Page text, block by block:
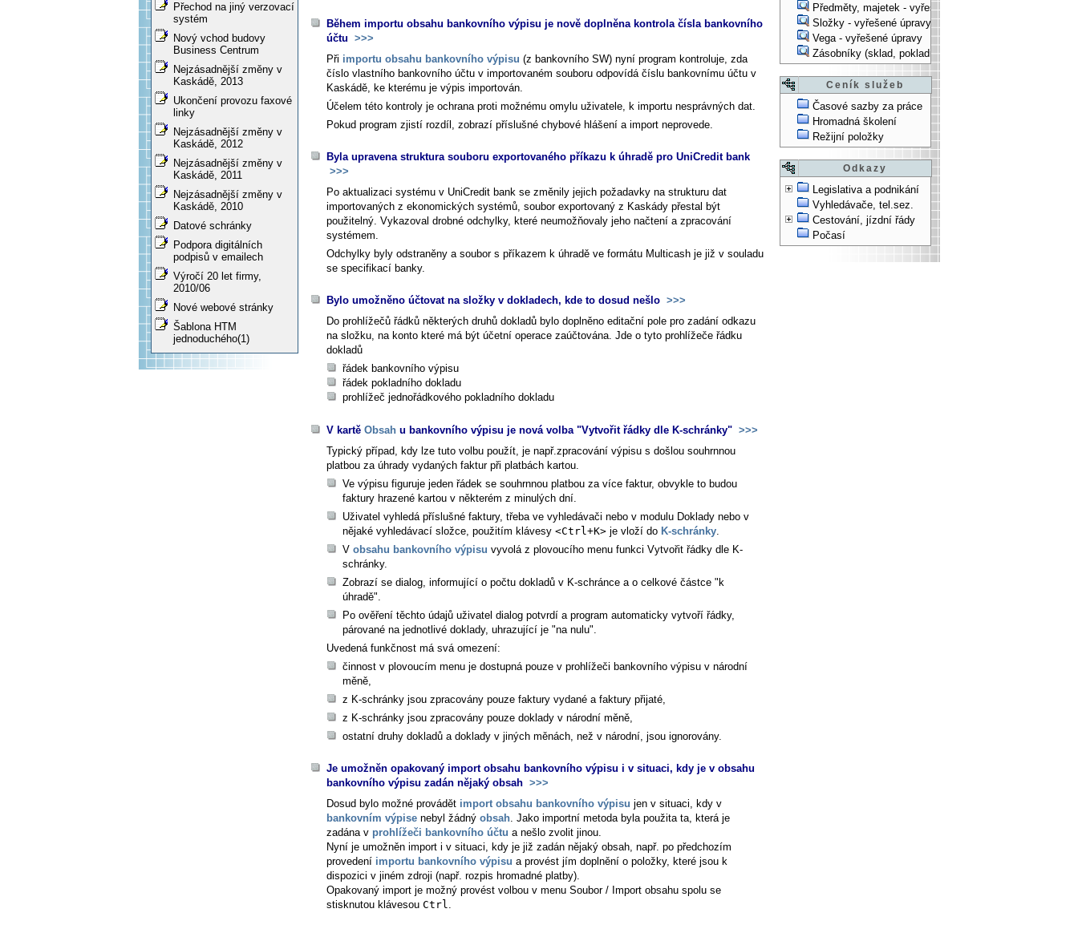
Přechod na jiný verzovací
systém
Nový vchod budovy
Business Centrum
Nejzásadnější změny v
Kaskádě, 2013
Ukončení provozu faxové
linky
Nejzásadnější změny v
Kaskádě, 2012
Nejzásadnější změny v
Kaskádě, 2011
Nejzásadnější změny v
Kaskádě, 2010
Datové schránky
Podpora digitálních
podpisů v emailech
Výročí 20 let firmy,
2010/06
Nové webové stránky
Šablona HTM
jednoduchého(1)
Předměty, majetek - vyřešené úpravy
Složky - vyřešené úpravy
Vega - vyřešené úpravy
Zásobníky (sklad, pokladna, bank. účet) - vyřešené
Ceník služeb
Časové sazby za práce
Hromadná školení
Režijní položky
Odkazy
Legislativa a podnikání
Vyhledávače, tel.sez.
Cestování, jízdní řády
Počasí
Během importu obsahu bankovního výpisu je nově doplněna kontrola čísla bankovního
účtu >>>
Při importu obsahu bankovního výpisu (z bankovního SW) nyní program kontroluje, zda
číslo vlastního bankovního účtu v importovaném souboru odpovídá číslu bankovnímu účtu v
Kaskádě, ke kterému je výpis importován.
Účelem této kontroly je ochrana proti možnému omylu uživatele, k importu nesprávných dat.
Pokud program zjistí rozdíl, zobrazí příslušné chybové hlášení a import neprovede.
Byla upravena struktura souboru exportovaného příkazu k úhradě pro UniCredit bank
>>>
Po aktualizaci systému v UniCredit bank se změnily jejich požadavky na strukturu dat
importovaných z ekonomických systémů, soubor exportovaný z Kaskády přestal být
použitelný. Vykazoval drobné odchylky, které neumožňovaly jeho načtení a zpracování
systémem.
Odchylky byly odstraněny a soubor s příkazem k úhradě ve formátu Multicash je již v souladu
se specifikací banky.
Bylo umožněno účtovat na složky v dokladech, kde to dosud nešlo >>>
Do prohlížečů řádků některých druhů dokladů bylo doplněno editační pole pro zadání odkazu
na složku, na konto které má být účetní operace zaúčtována. Jde o tyto prohlížeče řádku
dokladů
řádek bankovního výpisu
řádek pokladního dokladu
prohlížeč jednořádkového pokladního dokladu
V kartě Obsah u bankovního výpisu je nová volba "Vytvořit řádky dle K-schránky" >>>
Typický případ, kdy lze tuto volbu použít, je např.zpracování výpisu s došlou souhrnnou
platbou za úhrady vydaných faktur při platbách kartou.
Ve výpisu figuruje jeden řádek se souhrnnou platbou za více faktur, obvykle to budou
faktury hrazené kartou v některém z minulých dní.
Uživatel vyhledá příslušné faktury, třeba ve vyhledávači nebo v modulu Doklady nebo v
nějaké vyhledávací složce, použitím klávesy <Ctrl+K> je vloží do K-schránky
V obsahu bankovního výpisu vyvolá z plovoucího menu funkci Vytvořit řádky dle K-
schránky.
Zobrazí se dialog, informující o počtu dokladů v K-schránce a o celkové částce "k
úhradě".
Po ověření těchto údajů uživatel dialog potvrdí a program automaticky vytvoří řádky,
párované na jednotlivé doklady, uhrazující je "na nulu".
Uvedená funkčnost má svá omezení:
činnost v plovoucím menu je dostupná pouze v prohlížeči bankovního výpisu v národní
měně,
z K-schránky jsou zpracovány pouze faktury vydané a faktury přijaté,
z K-schránky jsou zpracovány pouze doklady v národní měně,
ostatní druhy dokladů a doklady v jiných měnách, než v národní, jsou ignorovány.
Je umožněn opakovaný import obsahu bankovního výpisu i v situaci, kdy je v obsahu
bankovního výpisu zadán nějaký obsah >>>
Dosud bylo možné provádět import obsahu bankovního výpisu jen v situaci, kdy v
bankovním výpise nebyl žádný obsah . Jako importní metoda byla použita ta, která je
zadána v prohlížeči bankovního účtu a nešlo zvolit jinou.
Nyní je umožněn import i v situaci, kdy je již zadán nějaký obsah, např. po předchozím
provedení importu bankovního výpisu a provést jím doplnění o položky, které jsou k
dispozici v jiném zdroji (např. rozpis hromadné platby).
Opakovaný import je možný provést volbou v menu Soubor / Import obsahu spolu se
stisknutou klávesou Ctrl